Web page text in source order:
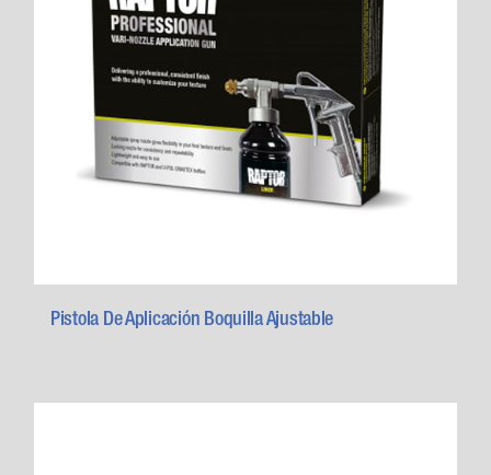
Pistola De Aplicación Boquilla Ajustable